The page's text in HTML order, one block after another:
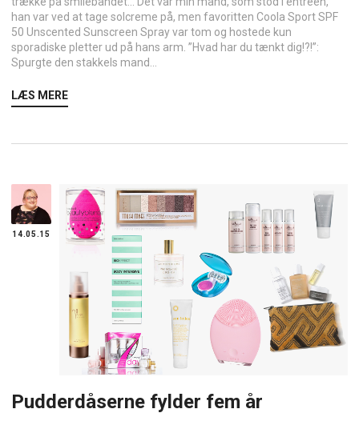
han var ved at tage solcreme på, men favoritten Coola Sport SPF
50 Unscented Sunscreen Spray var tom og hostede kun
sporadiske pletter ud på hans arm. ”Hvad har du tænkt dig!?!”:
Spurgte den stakkels mand...
LÆS MERE
14.05.15
Pudderdåserne fylder fem år